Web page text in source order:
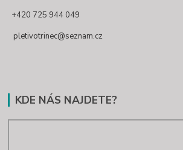
+420 725 944 049
pletivotrinec@seznam.cz
KDE NÁS NAJDETE?